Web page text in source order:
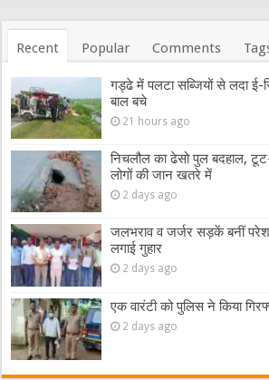
Recent Popular Comments
गड्ढे में पलटा सब्जियों से लदा ई-
बाल बचे
21 hours ago
निचलौल का ढेसो पुल बदहाल,
लोगों की जान खतरे में
2 days ago
जलभराव व जर्जर सड़कें बनीं
लगाई गुहार
2 days ago
एक वारंटी को पुलिस ने किया
2 days ago